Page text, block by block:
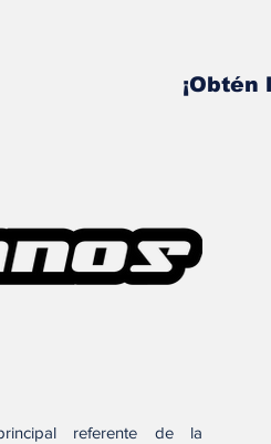
referente de la